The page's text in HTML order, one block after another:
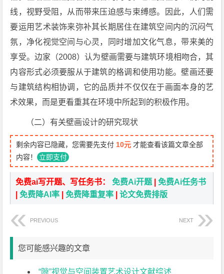
线，视野受阻，从而带来压迫感与束缚感。因此，人们需
要运用艺术装饰来弥补其长期居住在建筑空间内的沉闷气
氛，净化视觉空间与心灵，同时增加文化气息，带来美的
享受。边家（2008）认为壁画需要与建筑环境相吻合，其
内容形式必须要服从于建筑的格调和使用功能。壁画还要
与建筑结构相协调，它的品质并不仅仅在于画面本身的艺
术效果，而是更看重其在环境中所起到的积极作用。
（二）有关壁画设计的研究现状
剩余内容已隐藏，您需要先支付 10元 才能查看该篇文章全部
内容！ 立即支付
免费ai写开题、写任务书：免费Ai开题 |免费Ai任务书
|免费降AI率 |免费降重复率 |论文免费排版
PREVIOUS NEXT
您可能感兴趣的文章
“隙”视觉与空间装置艺术设计文献综述